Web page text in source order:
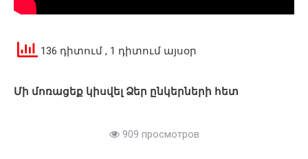
136 դիտում , 1 դիտում այսօր
Մի մոռացեք կիսվել Ձեր ընկերների հետ
909 просмотров